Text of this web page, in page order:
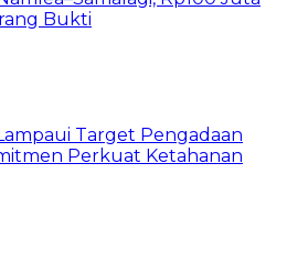
Bukti
Target Pengadaan
Perkuat Ketahanan